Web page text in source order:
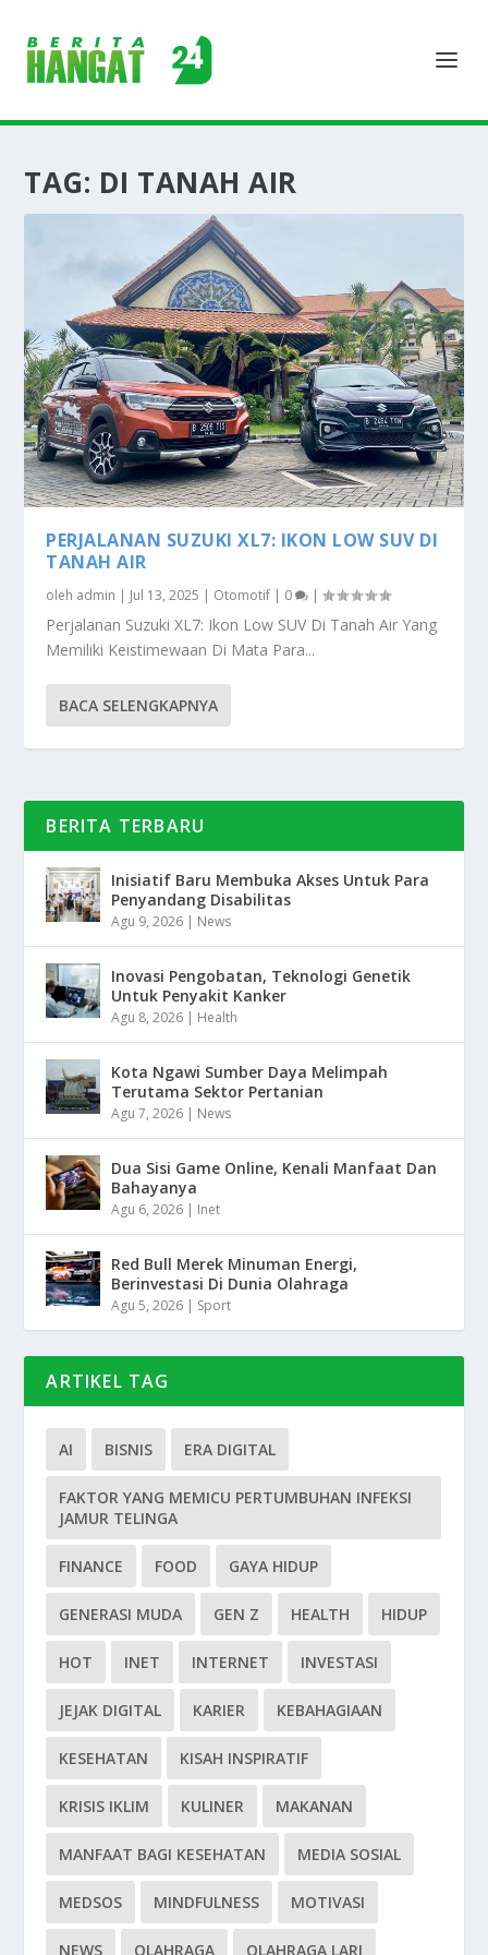
TAG: DI TANAH AIR
PERJALANAN SUZUKI XL7: IKON LOW SUV DI
TANAH AIR
oleh admin | Jul 13, 2025 | Otomotif | 0 |
Perjalanan Suzuki XL7: Ikon Low SUV Di Tanah Air Yang
Memiliki Keistimewaan Di Mata Para...
BACA SELENGKAPNYA
BERITA TERBARU
Inisiatif Baru Membuka Akses Untuk Para
Penyandang Disabilitas
Agu 9, 2026 | News
Inovasi Pengobatan, Teknologi Genetik
Untuk Penyakit Kanker
Agu 8, 2026 | Health
Kota Ngawi Sumber Daya Melimpah
Terutama Sektor Pertanian
Agu 7, 2026 | News
Dua Sisi Game Online, Kenali Manfaat Dan
Bahayanya
Agu 6, 2026 | Inet
Red Bull Merek Minuman Energi,
Berinvestasi Di Dunia Olahraga
Agu 5, 2026 | Sport
ARTIKEL TAG
AI BISNIS ERA DIGITAL
FAKTOR YANG MEMICU PERTUMBUHAN INFEKSI
JAMUR TELINGA
FINANCE FOOD GAYA HIDUP
GENERASI MUDA GEN Z HEALTH HIDUP
HOT INET INTERNET INVESTASI
JEJAK DIGITAL KARIER KEBAHAGIAAN
KESEHATAN KISAH INSPIRATIF
KRISIS IKLIM KULINER MAKANAN
MANFAAT BAGI KESEHATAN MEDIA SOSIAL
MEDSOS MINDFULNESS MOTIVASI
NEWS OLAHRAGA OLAHRAGA LARI